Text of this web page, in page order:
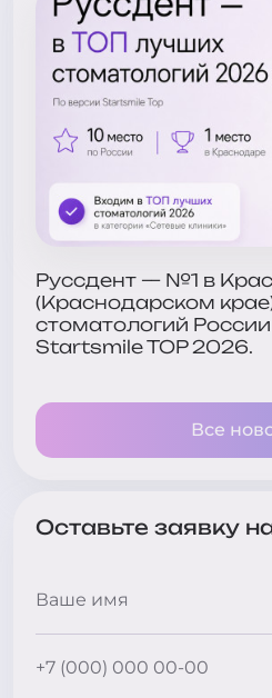
Руссдент — №1 в
(Краснодарском
стоматологий
Startsmile TOP 2026.
Все
Оставьте заявку